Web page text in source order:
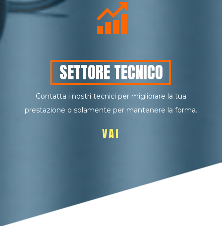
SETTORE TECNICO
Contatta i nostri tecnici per migliorare la tua
prestazione o solamente per mantenere la forma.
VAI